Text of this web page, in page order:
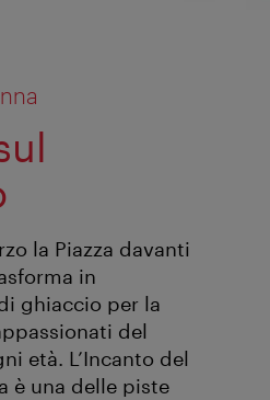
la Piazza davanti
in
ghiaccio per la
del
età. L’Incanto del
è una delle piste